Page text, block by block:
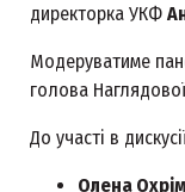
директорка УКФ
Модеруватиме
голова
До участі в
Олена